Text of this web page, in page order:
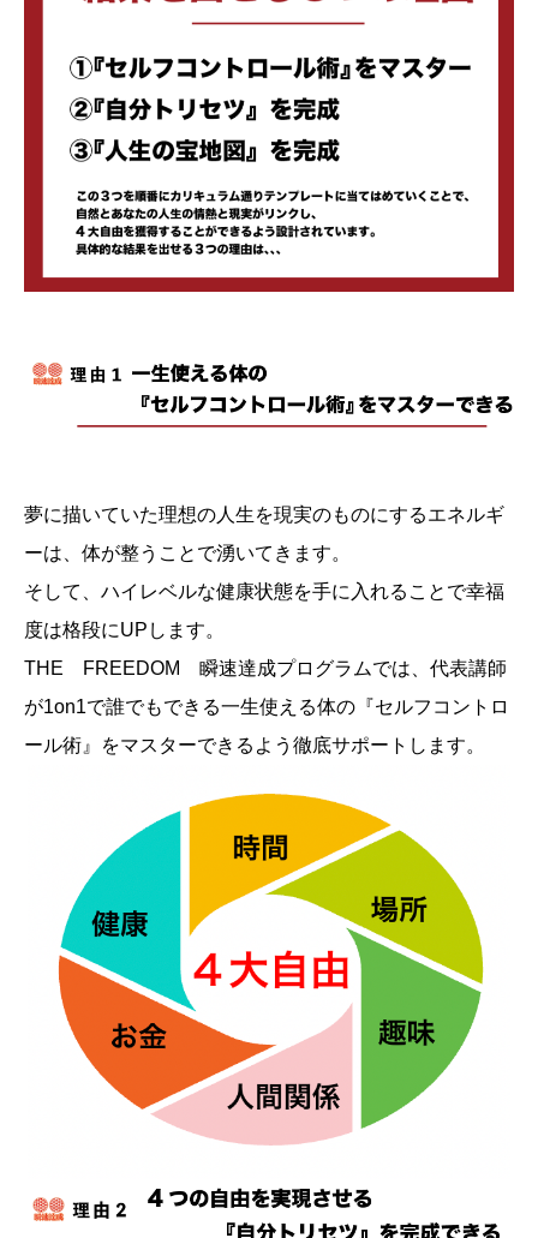
夢に描いていた理想の人生を現実のものにするエネルギ
ーは、体が整うことで湧いてきます。
そして、ハイレベルな健康状態を手に入れることで幸福
度は格段にUPします。
THE FREEDOM 瞬速達成プログラムでは、代表講師
が1on1で誰でもできる一生使える体の『セルフコントロ
ール術』をマスターできるよう徹底サポートします。